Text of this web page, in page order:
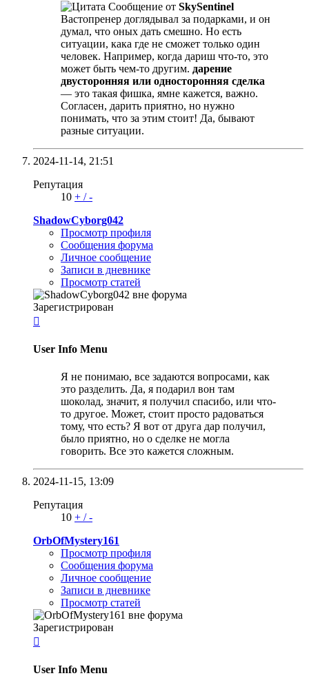
Сообщение от SkySentinel
Вастопренер доглядывал за подарками, и он
думал, что оных дать смешно. Но есть
ситуации, кака где не сможет только один
человек. Например, когда дариш что-то, это
может быть чем-то другим. дарение
двусторонняя или односторонняя сделка
— это такая фишка, ямне кажется, важно.
Согласен, дарить приятно, но нужно
понимать, что за этим стоит! Да, бывают
разные ситуации.
2024-11-14, 21:51
Репутация
10 + /-
ShadowCyborg042
Просмотр профиля
Сообщения форума
Личное сообщение
Записи в дневнике
Просмотр статей
Зарегистрирован

User Info Menu
Я не понимаю, все задаются вопросами, как
это разделить. Да, я подарил вон там
шоколад, значит, я получил спасибо, или что-
то другое. Может, стоит просто радоваться
тому, что есть? Я вот от друга дар получил,
было приятно, но о сделке не могла
говорить. Все это кажется сложным.
2024-11-15, 13:09
Репутация
10 + /-
OrbOfMystery161
Просмотр профиля
Сообщения форума
Личное сообщение
Записи в дневнике
Просмотр статей
Зарегистрирован

User Info Menu